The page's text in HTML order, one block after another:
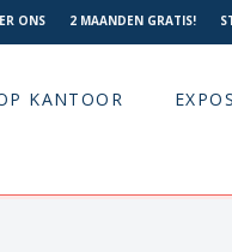
ONS 2 MAANDEN GRATIS!
KANTOOR